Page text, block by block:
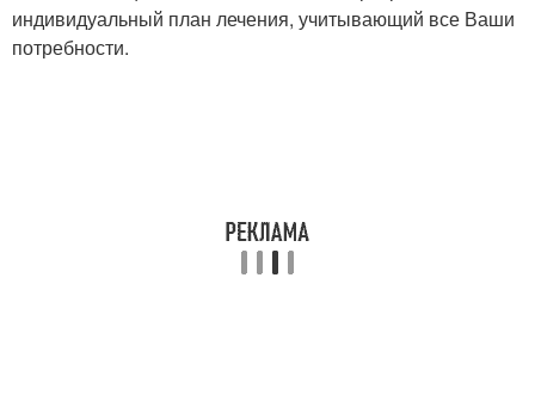
индивидуальный план лечения, учитывающий все Ваши
потребности.